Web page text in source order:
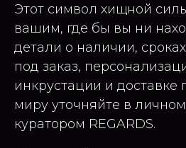
Этот символ хищной
вашим, где бы вы ни
детали о наличии,
под заказ,
инкрустации и доставке
миру уточняйте в
куратором REGARDS.